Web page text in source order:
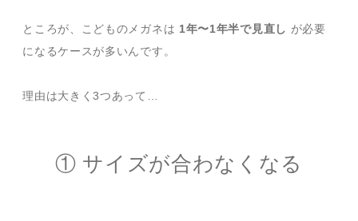
ところが、こどものメガネは 1年〜1年半で見直し が必要
になるケースが多いんです。
理由は大きく3つあって…
① サイズが合わなくなる